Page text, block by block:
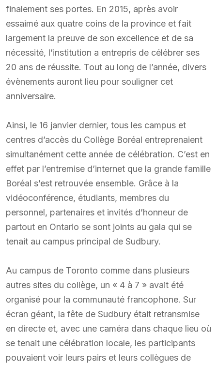
finalement ses portes. En 2015, après avoir
essaimé aux quatre coins de la province et fait
largement la preuve de son excellence et de sa
nécessité, l’institution a entrepris de célébrer ses
20 ans de réussite. Tout au long de l’année, divers
évènements auront lieu pour souligner cet
anniversaire.
Ainsi, le 16 janvier dernier, tous les campus et
centres d’accès du Collège Boréal entreprenaient
simultanément cette année de célébration. C’est en
effet par l’entremise d’internet que la grande famille
Boréal s’est retrouvée ensemble. Grâce à la
vidéoconférence, étudiants, membres du
personnel, partenaires et invités d’honneur de
partout en Ontario se sont joints au gala qui se
tenait au campus principal de Sudbury.
Au campus de Toronto comme dans plusieurs
autres sites du collège, un « 4 à 7 » avait été
organisé pour la communauté francophone. Sur
écran géant, la fête de Sudbury était retransmise
en directe et, avec une caméra dans chaque lieu où
se tenait une célébration locale, les participants
pouvaient voir leurs pairs et leurs collègues de